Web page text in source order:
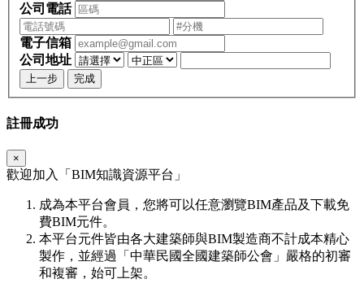
公司電話
電子信箱
公司地址
上一步 完成
註冊成功
×
歡迎加入「 BIM知識資源平台」
成為本平台會員，您將可以任意瀏覽BIM產品及下載免
費BIM元件。
本平台元件皆由各大建築師與BIM製造商不計成本精心
製作，並經過「中華民國全國建築師公會」嚴格的初審
和複審，始可上架。